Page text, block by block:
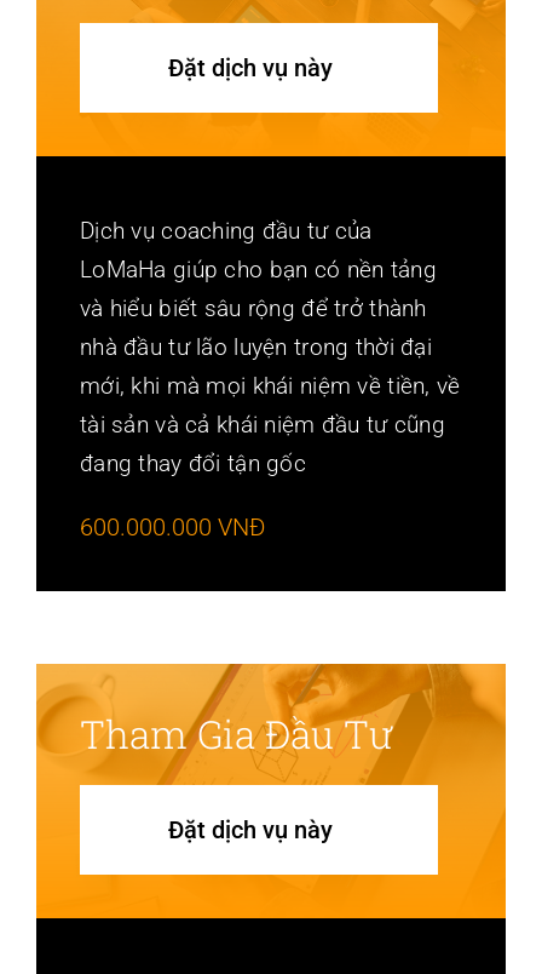
Đặt dịch vụ này
Dịch vụ coaching đầu tư của
LoMaHa giúp cho bạn có nền tảng
và hiểu biết sâu rộng để trở thành
nhà đầu tư lão luyện trong thời đại
mới, khi mà mọi khái niệm về tiền, về
tài sản và cả khái niệm đầu tư cũng
đang thay đổi tận gốc
600.000.000 VNĐ
Tham Gia Đầu Tư
Đặt dịch vụ này